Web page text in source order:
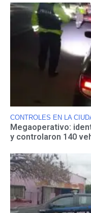
CONTROLES EN LA
Megaoperativo:
y controlaron 140